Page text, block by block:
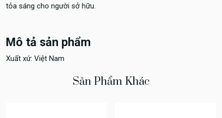
tỏa sáng cho người sở hữu.
Mô tả sản phẩm
Xuất xứ: Việt Nam
Sản Phẩm Khác